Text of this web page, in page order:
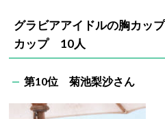
グラビアアイドルの胸カッ
カップ 10人
第10位 菊池梨沙さん